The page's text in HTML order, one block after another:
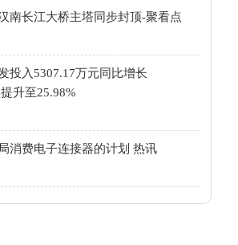
南长江大桥主塔同步封顶-聚看点
投入5307.17万元同比增长
升至25.98%
消费电子连接器的计划 热讯